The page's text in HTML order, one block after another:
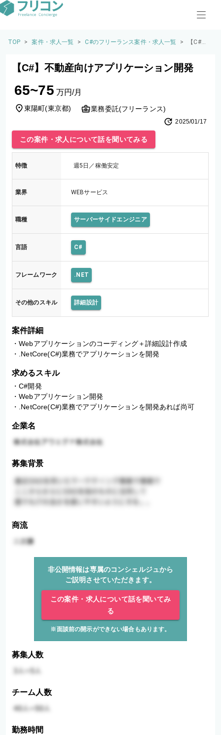
TOP > 案件・求人一覧 > C#のフリーランス案件・求人一覧 >
【C#】
プリケ
【C#】不動産向けアプリケーション開発
65~75 万円/月
東陽町(東京都) 業務委託(フリーランス)
2025/01/17
この案件・求人について話を聞いてみる
特徴 週5日／稼働安定
業界 WEBサービス
職種 サーバーサイドエンジニア
言語 C#
フレームワーク .NET
その他のスキル 詳細設計
案件詳細
・Webアプリケーションのコーディング＋詳細設計作成
・.NetCore(C#)業務でアプリケーションを開発
求めるスキル
・C#開発
・Webアプリケーション開発
・.NetCore(C#)業務でアプリケーションを開発あれば尚可
企業名
募集背景
商流
非公開情報は専属のコンシェルジュから
ご説明させていただきます。
この案件・求人について話を聞いてみ
る
※面談前の開示ができない場合もあります。
募集人数
チーム人数
勤務時間